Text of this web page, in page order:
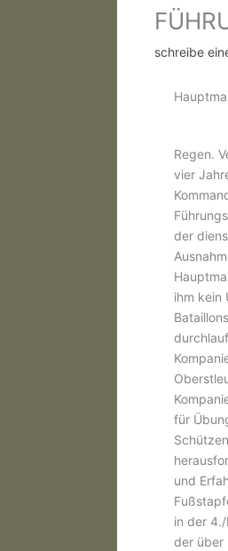
schreibe
Regen.
vier
der
ihm kein
für
und
in der
der über